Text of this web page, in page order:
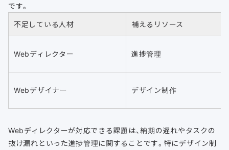
です。
不足している人材
補えるリソース
Webディレクター 進捗管理
Webデザイナー デザイン制作
Webディレクターが対応できる課題は、納期の遅れやタスクの
抜け漏れといった進捗管理に関することです。特にデザイン制